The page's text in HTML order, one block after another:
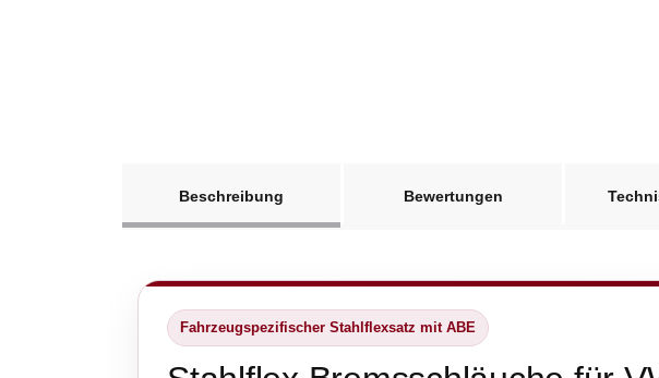
Beschreibung
Bewertungen
Fahrzeugspezifischer Stahlflexsatz mit ABE